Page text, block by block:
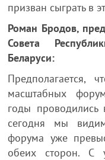
призван сыграть в
Роман Бродов,
Совета
Беларуси:
Предполагается,
масштабных
годы
сегодня мы
форума уже
обеих сторон. С